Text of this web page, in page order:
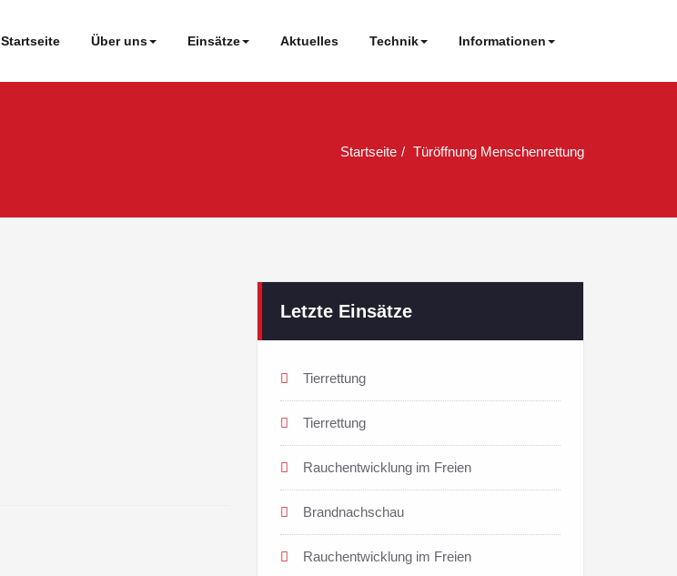
Startseite Über uns Einsätze Aktuelles Technik Informationen
Startseite Türöffnung Menschenrettung
Letzte Einsätze
Tierrettung
Tierrettung
Rauchentwicklung im Freien
Brandnachschau
Rauchentwicklung im Freien